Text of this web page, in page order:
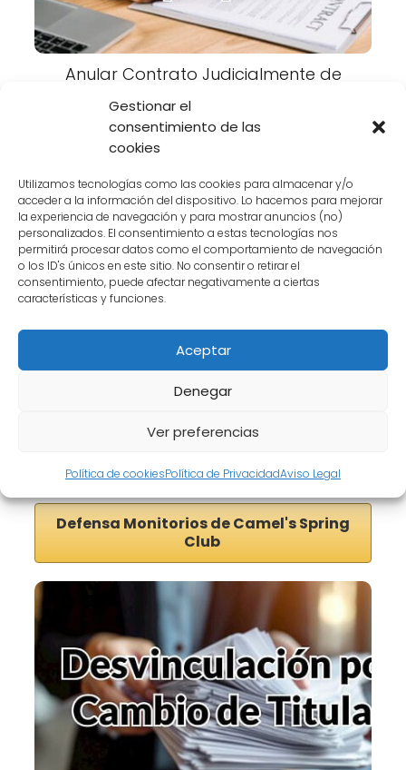
Gestionar el
consentimiento de las
cookies
Utilizamos tecnologías como las cookies para almacenar y/o
acceder a la información del dispositivo. Lo hacemos para mejorar
la experiencia de navegación y para mostrar anuncios (no)
personalizados. El consentimiento a estas tecnologías nos
permitirá procesar datos como el comportamiento de navegación
o los ID's únicos en este sitio. No consentir o retirar el
consentimiento, puede afectar negativamente a ciertas
características y funciones.
Aceptar
Denegar
Ver preferencias
Política de cookiesPolítica de PrivacidadAviso Legal
Anular Contrato Judicialmente de
Camel's Spring Club
Anular Contrato De Multipropiedad
Club
Defensa Monitorios de Camel's Spring
Club